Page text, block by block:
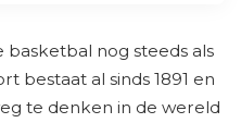
basketbal nog steeds als
bestaat al sinds 1891 en
te denken in de wereld